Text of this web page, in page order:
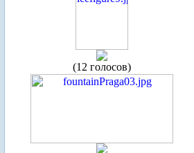
(12 голосов)